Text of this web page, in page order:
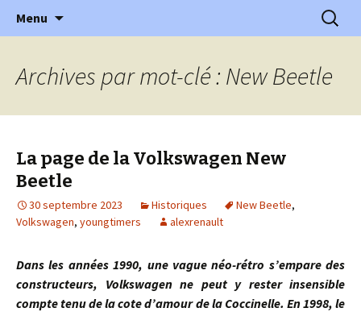
l'Automobile Ancienne
l'automobile ancienne : articles, historiques
…
Menu
Archives par mot-clé : New Beetle
La page de la Volkswagen New
Beetle
30 septembre 2023 Historiques New Beetle,
Volkswagen, youngtimers alexrenault
Dans les années 1990, une vague néo-rétro s’empare des
constructeurs, Volkswagen ne peut y rester insensible
compte tenu de la cote d’amour de la Coccinelle. En 1998, le